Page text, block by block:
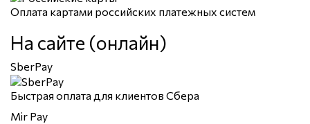
Оплата картами российских платежных систем
На сайте (онлайн)
SberPay
Быстрая оплата для клиентов Сбера
Mir Pay